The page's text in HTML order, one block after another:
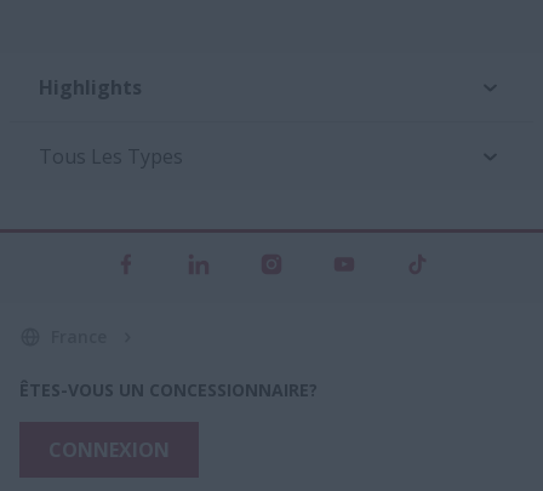
Highlights
Tous Les Types
ÊTES-VOUS UN CONCESSIONNAIRE?